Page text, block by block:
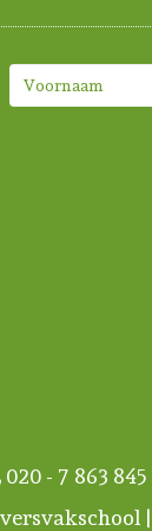
020 - 7 863 845
|